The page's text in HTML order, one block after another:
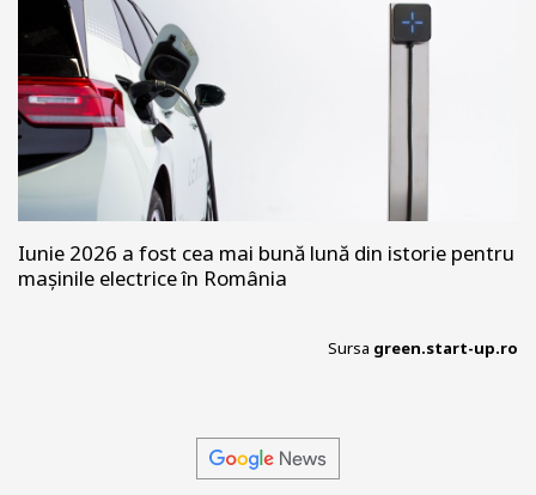
Iunie 2026 a fost cea mai bună lună din istorie pentru
mașinile electrice în România
Sursa green.start-up.ro